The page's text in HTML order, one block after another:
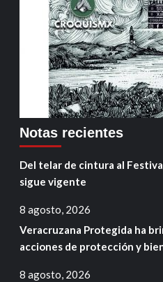
Notas recientes
Del telar de cintura al
sigue vigente
8 agosto, 2026
Veracruzana Protegida ha
acciones de protección y
8 agosto, 2026